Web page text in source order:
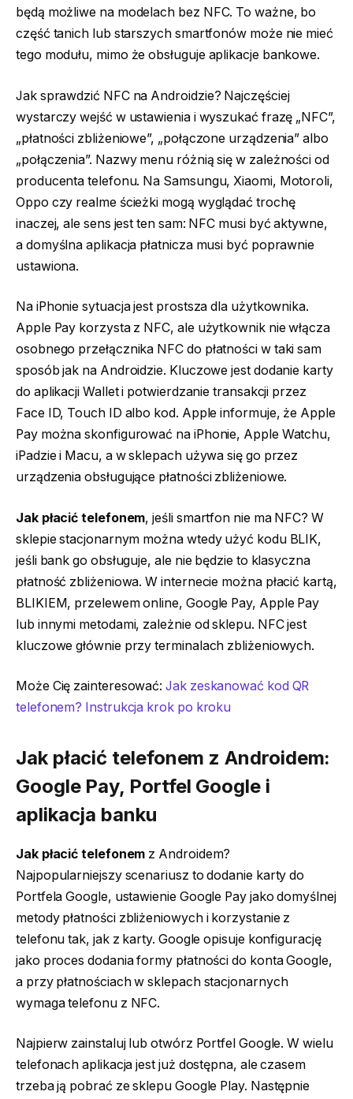
będą możliwe na modelach bez NFC. To ważne, bo
część tanich lub starszych smartfonów może nie mieć
tego modułu, mimo że obsługuje aplikacje bankowe.
Jak sprawdzić NFC na Androidzie? Najczęściej
wystarczy wejść w ustawienia i wyszukać frazę „NFC”,
„płatności zbliżeniowe”, „połączone urządzenia” albo
„połączenia”. Nazwy menu różnią się w zależności od
producenta telefonu. Na Samsungu, Xiaomi, Motoroli,
Oppo czy realme ścieżki mogą wyglądać trochę
inaczej, ale sens jest ten sam: NFC musi być aktywne,
a domyślna aplikacja płatnicza musi być poprawnie
ustawiona.
Na iPhonie sytuacja jest prostsza dla użytkownika.
Apple Pay korzysta z NFC, ale użytkownik nie włącza
osobnego przełącznika NFC do płatności w taki sam
sposób jak na Androidzie. Kluczowe jest dodanie karty
do aplikacji Wallet i potwierdzanie transakcji przez
Face ID, Touch ID albo kod. Apple informuje, że Apple
Pay można skonfigurować na iPhonie, Apple Watchu,
iPadzie i Macu, a w sklepach używa się go przez
urządzenia obsługujące płatności zbliżeniowe.
Jak płacić telefonem, jeśli smartfon nie ma NFC? W
sklepie stacjonarnym można wtedy użyć kodu BLIK,
jeśli bank go obsługuje, ale nie będzie to klasyczna
płatność zbliżeniowa. W internecie można płacić kartą,
BLIKIEM, przelewem online, Google Pay, Apple Pay
lub innymi metodami, zależnie od sklepu. NFC jest
kluczowe głównie przy terminalach zbliżeniowych.
Może Cię zainteresować:Jak zeskanować kod QR
telefonem? Instrukcja krok po kroku
Jak płacić telefonem z Androidem:
Google Pay, Portfel Google i
aplikacja banku
Jak płacić telefonem z Androidem?
Najpopularniejszy scenariusz to dodanie karty do
Portfela Google, ustawienie Google Pay jako domyślnej
metody płatności zbliżeniowych i korzystanie z
telefonu tak, jak z karty. Google opisuje konfigurację
jako proces dodania formy płatności do konta Google,
a przy płatnościach w sklepach stacjonarnych
wymaga telefonu z NFC.
Najpierw zainstaluj lub otwórz Portfel Google. W wielu
telefonach aplikacja jest już dostępna, ale czasem
trzeba ją pobrać ze sklepu Google Play. Następnie